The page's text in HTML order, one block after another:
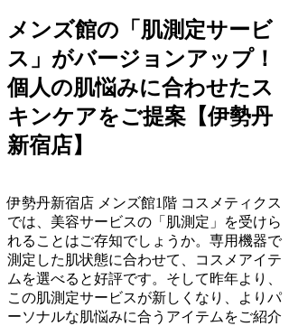
メンズ館の「肌測定サービ
ス」がバージョンアップ！
個人の肌悩みに合わせたス
キンケアをご提案【伊勢丹
新宿店】
伊勢丹新宿店 メンズ館1階 コスメティクス
では、美容サービスの「肌測定」を受けら
れることはご存知でしょうか。専用機器で
測定した肌状態に合わせて、コスメアイテ
ムを選べると好評です。そして昨年より、
この肌測定サービスが新しくなり、よりパ
ーソナルな肌悩みに合うアイテムをご紹介